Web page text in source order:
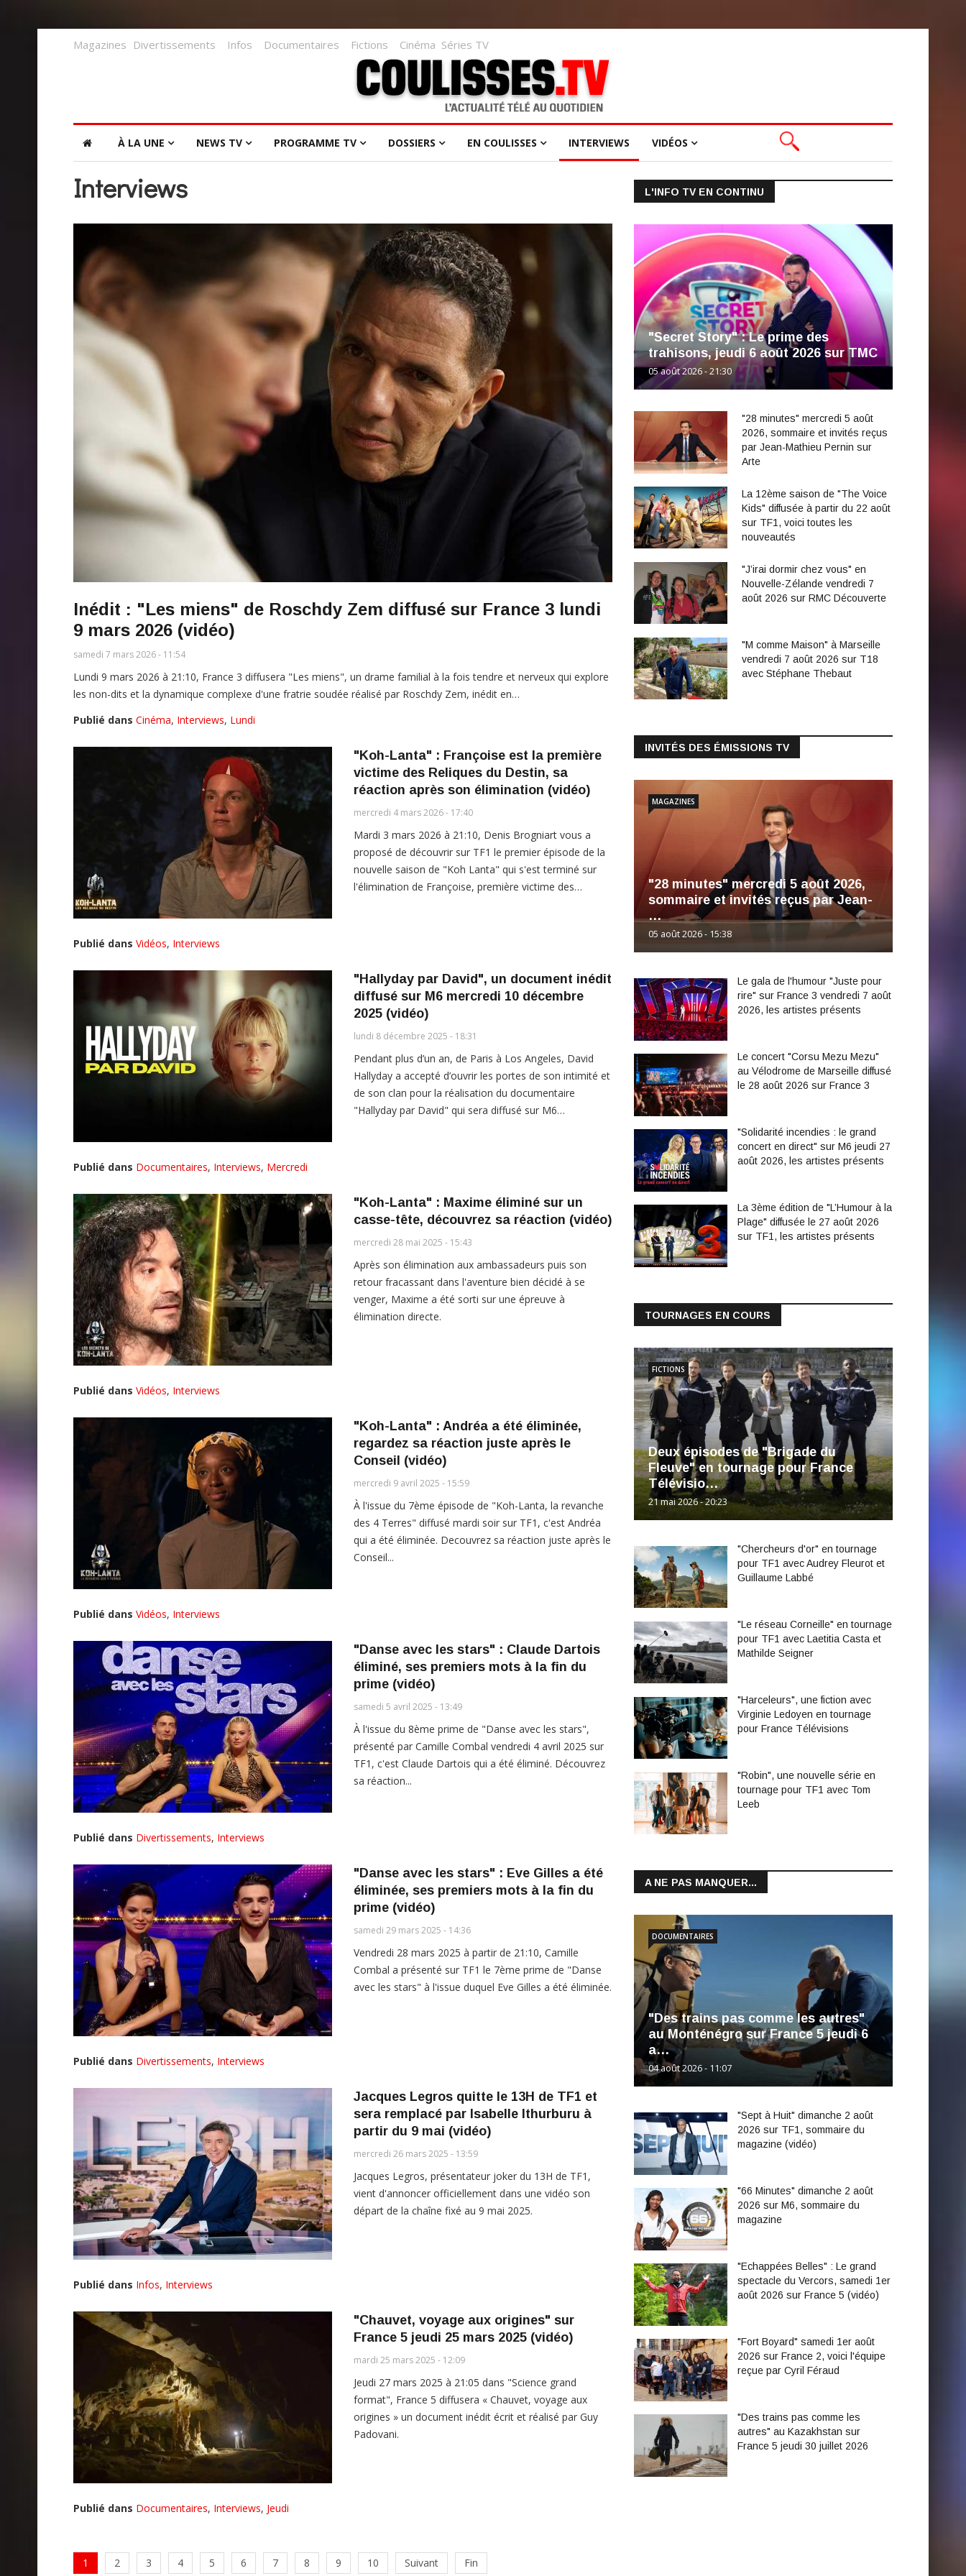
Magazines Divertissements Infos Documentaires Fictions Cinéma Séries TV
À LA UNE NEWS TV PROGRAMME TV DOSSIERS EN COULISSES INTERVIEWS VIDÉOS
Interviews
Inédit : "Les miens" de Roschdy Zem diffusé sur France 3 lundi
9 mars 2026 (vidéo)
samedi 7 mars 2026 - 11:54
Lundi 9 mars 2026 à 21:10, France 3 diffusera "Les miens", un drame familial à la fois tendre et nerveux qui explore
les non-dits et la dynamique complexe d'une fratrie soudée réalisé par Roschdy Zem, inédit en…
Publié dans Cinéma, Interviews, Lundi
"Koh-Lanta" : Françoise est la première
victime des Reliques du Destin, sa
réaction après son élimination (vidéo)
mercredi 4 mars 2026 - 17:40
Mardi 3 mars 2026 à 21:10, Denis Brogniart vous a
proposé de découvrir sur TF1 le premier épisode de la
nouvelle saison de "Koh Lanta" qui s'est terminé sur
l'élimination de Françoise, première victime des…
Publié dans Vidéos, Interviews
"Hallyday par David", un document inédit
diffusé sur M6 mercredi 10 décembre
2025 (vidéo)
lundi 8 décembre 2025 - 18:31
Pendant plus d’un an, de Paris à Los Angeles, David
Hallyday a accepté d’ouvrir les portes de son intimité et
de son clan pour la réalisation du documentaire
"Hallyday par David" qui sera diffusé sur M6…
Publié dans Documentaires, Interviews, Mercredi
"Koh-Lanta" : Maxime éliminé sur un
casse-tête, découvrez sa réaction (vidéo)
mercredi 28 mai 2025 - 15:43
Après son élimination aux ambassadeurs puis son
retour fracassant dans l'aventure bien décidé à se
venger, Maxime a été sorti sur une épreuve à
élimination directe.
Publié dans Vidéos, Interviews
"Koh-Lanta" : Andréa a été éliminée,
regardez sa réaction juste après le
Conseil (vidéo)
mercredi 9 avril 2025 - 15:59
À l'issue du 7ème épisode de "Koh-Lanta, la revanche
des 4 Terres" diffusé mardi soir sur TF1, c'est Andréa
qui a été éliminée. Decouvrez sa réaction juste après le
Conseil...
Publié dans Vidéos, Interviews
"Danse avec les stars" : Claude Dartois
éliminé, ses premiers mots à la fin du
prime (vidéo)
samedi 5 avril 2025 - 13:49
À l'issue du 8ème prime de "Danse avec les stars",
présenté par Camille Combal vendredi 4 avril 2025 sur
TF1, c'est Claude Dartois qui a été éliminé. Découvrez
sa réaction...
Publié dans Divertissements, Interviews
"Danse avec les stars" : Eve Gilles a été
éliminée, ses premiers mots à la fin du
prime (vidéo)
samedi 29 mars 2025 - 14:36
Vendredi 28 mars 2025 à partir de 21:10, Camille
Combal a présenté sur TF1 le 7ème prime de "Danse
avec les stars" à l'issue duquel Eve Gilles a été éliminée.
Publié dans Divertissements, Interviews
Jacques Legros quitte le 13H de TF1 et
sera remplacé par Isabelle Ithurburu à
partir du 9 mai (vidéo)
mercredi 26 mars 2025 - 13:59
Jacques Legros, présentateur joker du 13H de TF1,
vient d'annoncer officiellement dans une vidéo son
départ de la chaîne fixé au 9 mai 2025.
Publié dans Infos, Interviews
"Chauvet, voyage aux origines" sur
France 5 jeudi 25 mars 2025 (vidéo)
mardi 25 mars 2025 - 12:09
Jeudi 27 mars 2025 à 21:05 dans "Science grand
format", France 5 diffusera « Chauvet, voyage aux
origines » un document inédit écrit et réalisé par Guy
Padovani.
Publié dans Documentaires, Interviews, Jeudi
1 2 3 4 5 6 7 8 9 10 Suivant Fin
L'INFO TV EN CONTINU
"Secret Story" : Le prime des
trahisons, jeudi 6 août 2026 sur TMC
05 août 2026 - 21:30
"28 minutes" mercredi 5 août
2026, sommaire et invités reçus
par Jean-Mathieu Pernin sur
Arte
La 12ème saison de "The Voice
Kids" diffusée à partir du 22 août
sur TF1, voici toutes les
nouveautés
"J’irai dormir chez vous" en
Nouvelle-Zélande vendredi 7
août 2026 sur RMC Découverte
"M comme Maison" à Marseille
vendredi 7 août 2026 sur T18
avec Stéphane Thebaut
INVITÉS DES ÉMISSIONS TV
"28 minutes" mercredi 5 août 2026,
sommaire et invités reçus par Jean-
…
05 août 2026 - 15:38
MAGAZINES
Le gala de l'humour "Juste pour
rire" sur France 3 vendredi 7 août
2026, les artistes présents
Le concert "Corsu Mezu Mezu"
au Vélodrome de Marseille diffusé
le 28 août 2026 sur France 3
"Solidarité incendies : le grand
concert en direct" sur M6 jeudi 27
août 2026, les artistes présents
La 3ème édition de "L’Humour à la
Plage" diffusée le 27 août 2026
sur TF1, les artistes présents
TOURNAGES EN COURS
Deux épisodes de "Brigade du
Fleuve" en tournage pour France
Télévisio…
21 mai 2026 - 20:23
FICTIONS
"Chercheurs d'or" en tournage
pour TF1 avec Audrey Fleurot et
Guillaume Labbé
"Le réseau Corneille" en tournage
pour TF1 avec Laetitia Casta et
Mathilde Seigner
"Harceleurs", une fiction avec
Virginie Ledoyen en tournage
pour France Télévisions
"Robin", une nouvelle série en
tournage pour TF1 avec Tom
Leeb
A NE PAS MANQUER...
"Des trains pas comme les autres"
au Monténégro sur France 5 jeudi 6
a…
04 août 2026 - 11:07
DOCUMENTAIRES
"Sept à Huit" dimanche 2 août
2026 sur TF1, sommaire du
magazine (vidéo)
"66 Minutes" dimanche 2 août
2026 sur M6, sommaire du
magazine
"Echappées Belles" : Le grand
spectacle du Vercors, samedi 1er
août 2026 sur France 5 (vidéo)
"Fort Boyard" samedi 1er août
2026 sur France 2, voici l'équipe
reçue par Cyril Féraud
"Des trains pas comme les
autres" au Kazakhstan sur
France 5 jeudi 30 juillet 2026